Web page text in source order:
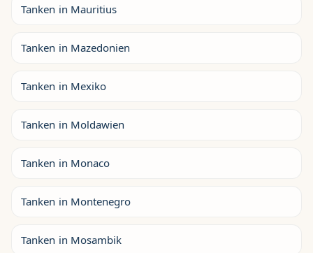
Tanken in Mauritius
Tanken in Mazedonien
Tanken in Mexiko
Tanken in Moldawien
Tanken in Monaco
Tanken in Montenegro
Tanken in Mosambik